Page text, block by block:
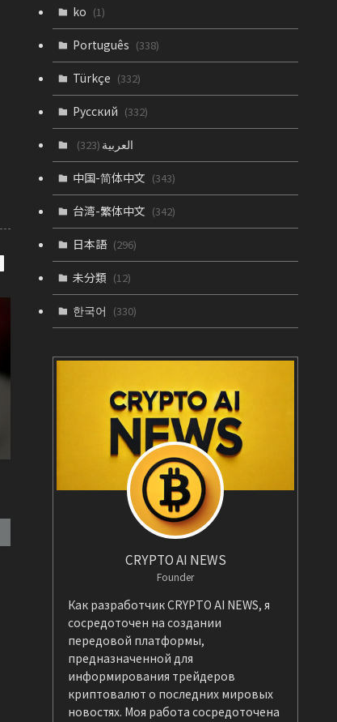
ko (1)
Português (338)
Türkçe (332)
Русский (332)
العربية(323)
中国-简体中文 (343)
台湾-繁体中文 (342)
日本語 (296)
未分類 (12)
한국어 (330)
CRYPTO AI NEWS
Founder
Как разработчик CRYPTO AI NEWS, я
сосредоточен на создании
передовой платформы,
предназначенной для
информирования трейдеров
криптовалют о последних мировых
новостях. Моя работа сосредоточена